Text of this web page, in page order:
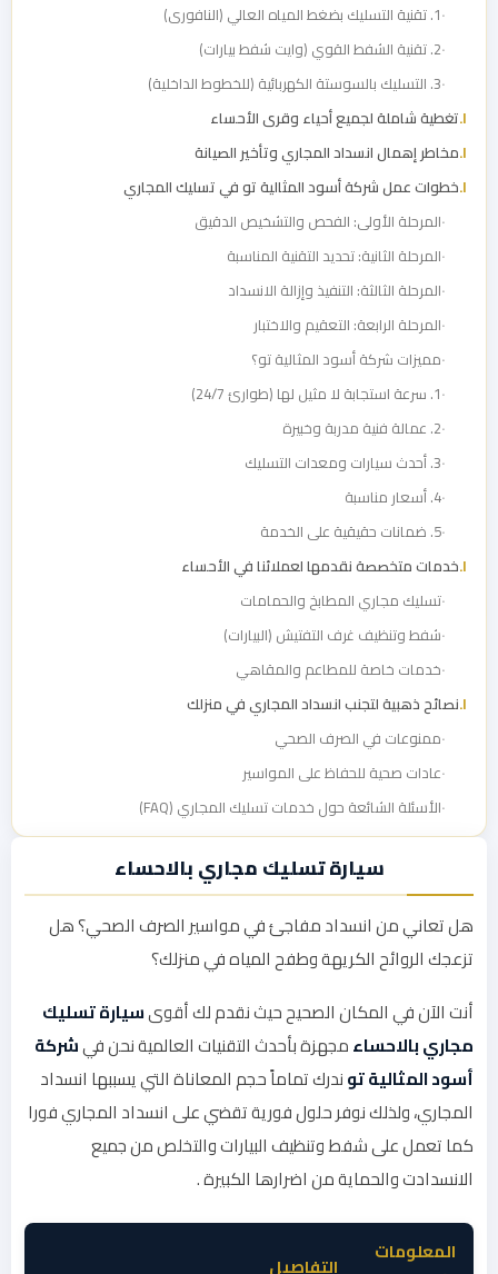
1. تقنية التسليك بضغط المياه العالي (النافورى)
2. تقنية الشفط القوي (وايت شفط بيارات)
3. التسليك بالسوستة الكهربائية (للخطوط الداخلية)
تغطية شاملة لجميع أحياء وقرى الأحساء
مخاطر إهمال انسداد المجاري وتأخير الصيانة
خطوات عمل شركة أسود المثالية تو في تسليك المجاري
المرحلة الأولى: الفحص والتشخيص الدقيق
المرحلة الثانية: تحديد التقنية المناسبة
المرحلة الثالثة: التنفيذ وإزالة الانسداد
المرحلة الرابعة: التعقيم والاختبار
مميزات شركة أسود المثالية تو؟
1. سرعة استجابة لا مثيل لها (طوارئ 24/7)
2. عمالة فنية مدربة وخبيرة
3. أحدث سيارات ومعدات التسليك
4. أسعار مناسبة
5. ضمانات حقيقية على الخدمة
خدمات متخصصة نقدمها لعملائنا في الأحساء
تسليك مجاري المطابخ والحمامات
شفط وتنظيف غرف التفتيش (البيارات)
خدمات خاصة للمطاعم والمقاهي
نصائح ذهبية لتجنب انسداد المجاري في منزلك
ممنوعات في الصرف الصحي
عادات صحية للحفاظ على المواسير
الأسئلة الشائعة حول خدمات تسليك المجاري (FAQ)
سيارة تسليك مجاري بالاحساء
هل تعاني من انسداد مفاجئ في مواسير الصرف الصحي؟ هل
تزعجك الروائح الكريهة وطفح المياه في منزلك؟
أنت الآن في المكان الصحيح حيث نقدم لك أقوىسيارة تسليك
مجاري بالاحساءمجهزة بأحدث التقنيات العالمية نحن فيشركة
أسود المثالية توندرك تماماً حجم المعاناة التي يسببها انسداد
المجاري، ولذلك نوفر حلول فورية تقضي على انسداد المجاري فورا
كما تعمل على شفط وتنظيف البيارات والتخلص من جميع
الانسدادت والحماية من اضرارها الكبيرة .
المعلومات
التفاصيل